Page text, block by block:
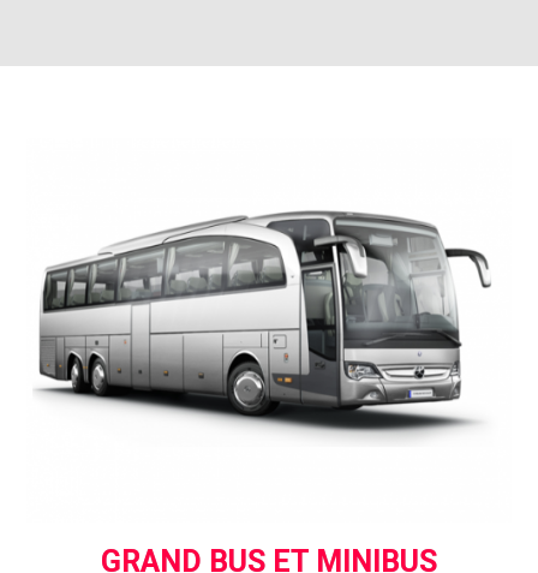
GRAND BUS ET MINIBUS